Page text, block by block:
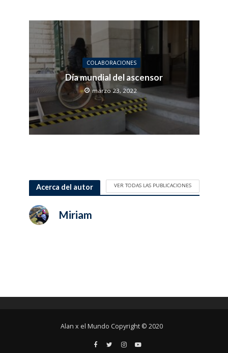
COLABORACIONES
Día mundial del ascensor
marzo 23, 2022
Acerca del autor VER TODAS LAS PUBLICACIONES
Miriam
Alan x el Mundo Copyright © 2020